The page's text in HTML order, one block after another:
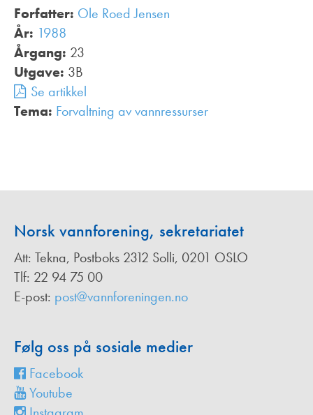
Forfatter: Ole Roed Jensen
År: 1988
Årgang: 23
Utgave: 3B
Se artikkel
Tema: Forvaltning av vannressurser
Norsk vannforening, sekretariatet
Att: Tekna, Postboks 2312 Solli, 0201 OSLO
Tlf: 22 94 75 00
E-post: post@vannforeningen.no
Følg oss på sosiale medier
Facebook
Youtube